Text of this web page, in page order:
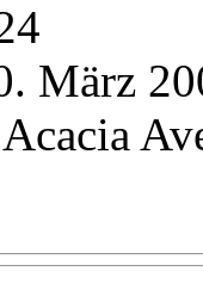
März